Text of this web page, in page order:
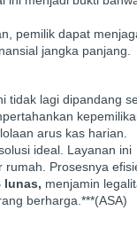
pemilik dapat
jangka panjang.
tidak lagi dipandang
arus kas harian.
ideal. Layanan ini
rumah. Prosesnya
lunas, menjamin
berharga.***(ASA)